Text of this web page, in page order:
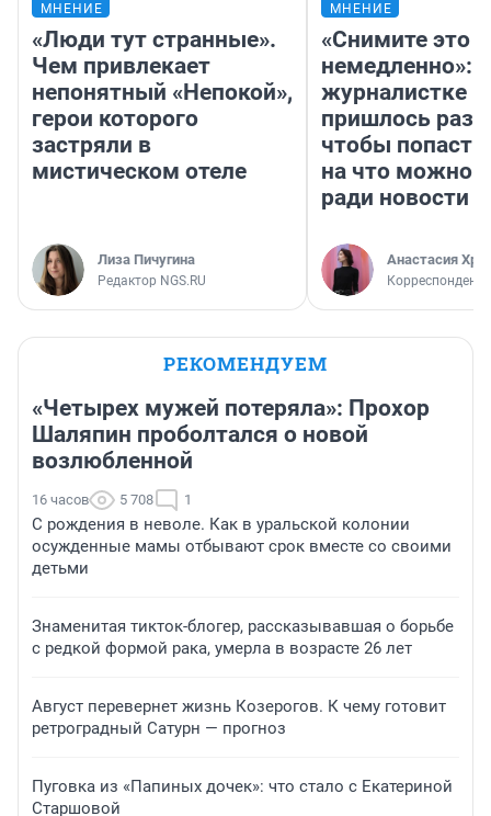
МНЕНИЕ
«Люди тут странные».
Чем привлекает
непонятный «Непокой»,
герои которого
застряли в
мистическом отеле
Лиза Пичугина
Редактор NGS.RU
МНЕНИЕ
«Снимите это
немедленно»:
журналистке
пришлось
чтобы попасть
на что можно
ради новости
Анастасия
Корреспондент
РЕКОМЕНДУЕМ
«Четырех мужей потеряла»: Прохор
Шаляпин проболтался о новой
возлюбленной
16 часов 5 708 1
С рождения в неволе. Как в уральской колонии
осужденные мамы отбывают срок вместе со своими
детьми
Знаменитая тикток-блогер, рассказывавшая о борьбе
с редкой формой рака, умерла в возрасте 26 лет
Август перевернет жизнь Козерогов. К чему готовит
ретроградный Сатурн — прогноз
Пуговка из «Папиных дочек»: что стало с Екатериной
Старшовой